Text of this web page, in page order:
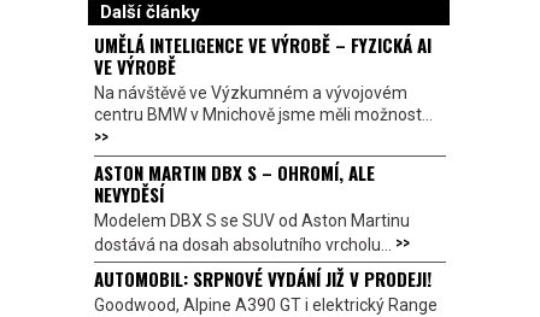
Další články
UMĚLÁ INTELIGENCE VE VÝROBĚ – FYZICKÁ AI
VE VÝROBĚ
Na návštěvě ve Výzkumném a vývojovém
centru BMW v Mnichově jsme měli možnost...
>>
ASTON MARTIN DBX S – OHROMÍ, ALE
NEVYDĚSÍ
Modelem DBX S se SUV od Aston Martinu
dostává na dosah absolutního vrcholu... >>
AUTOMOBIL: SRPNOVÉ VYDÁNÍ JIŽ V PRODEJI!
Goodwood, Alpine A390 GT i elektrický Range